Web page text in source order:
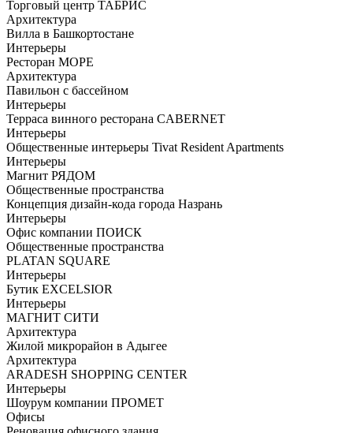
Торговый центр ТАБРИС
Архитектура
Вилла в Башкортостане
Интерьеры
Ресторан МОРЕ
Архитектура
Павильон с бассейном
Интерьеры
Терраса винного ресторана CABERNET
Интерьеры
Общественные интерьеры Tivat Resident Apartments
Интерьеры
Магнит РЯДОМ
Общественные пространства
Концепция дизайн-кода города Назрань
Интерьеры
Офис компании ПОИСК
Общественные пространства
PLATAN SQUARE
Интерьеры
Бутик EXCELSIOR
Интерьеры
МАГНИТ СИТИ
Архитектура
Жилой микрорайон в Адыгее
Архитектура
ARADESH SHOPPING CENTER
Интерьеры
Шоурум компании ПРОМЕТ
Офисы